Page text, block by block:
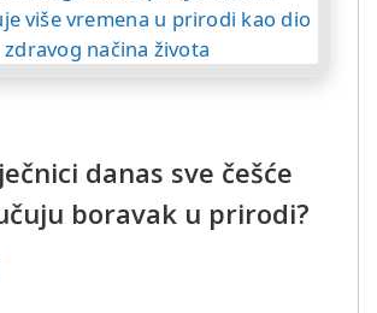
danas sve češće
boravak u prirodi?